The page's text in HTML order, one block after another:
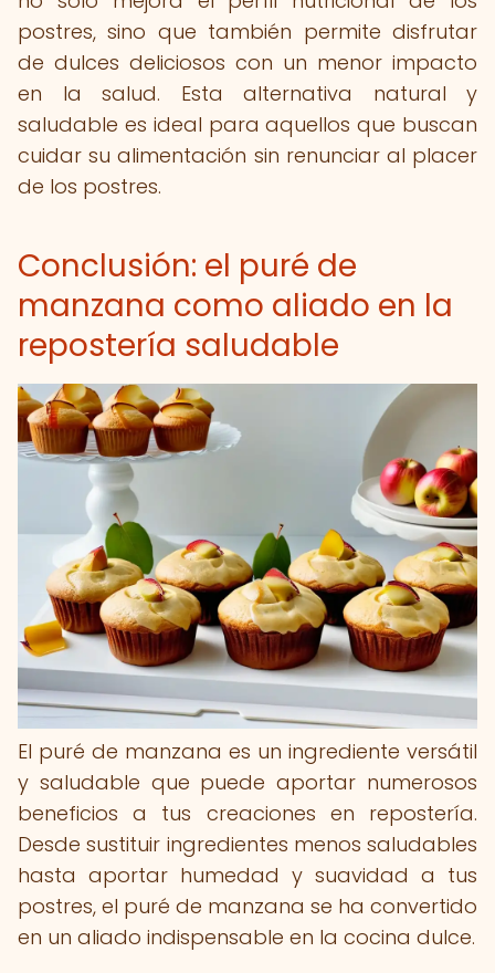
postres, sino que también permite disfrutar
de dulces deliciosos con un menor impacto
en la salud. Esta alternativa natural y
saludable es ideal para aquellos que buscan
cuidar su alimentación sin renunciar al placer
de los postres.
Conclusión: el puré de
manzana como aliado en la
repostería saludable
El puré de manzana es un ingrediente versátil
y saludable que puede aportar numerosos
beneficios a tus creaciones en repostería.
Desde sustituir ingredientes menos saludables
hasta aportar humedad y suavidad a tus
postres, el puré de manzana se ha convertido
en un aliado indispensable en la cocina dulce.